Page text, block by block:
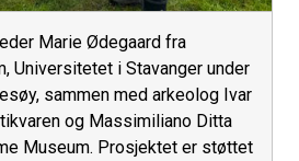
Marie Ødegaard fra
Universitetet i Stavanger under
sammen med arkeolog Ivar
og Massimiliano Ditta
Museum. Prosjektet er støttet